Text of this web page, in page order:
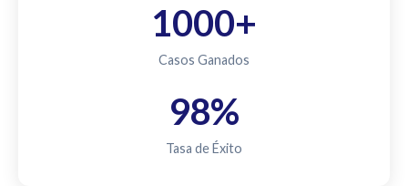
1000+
Casos Ganados
98%
Tasa de Éxito